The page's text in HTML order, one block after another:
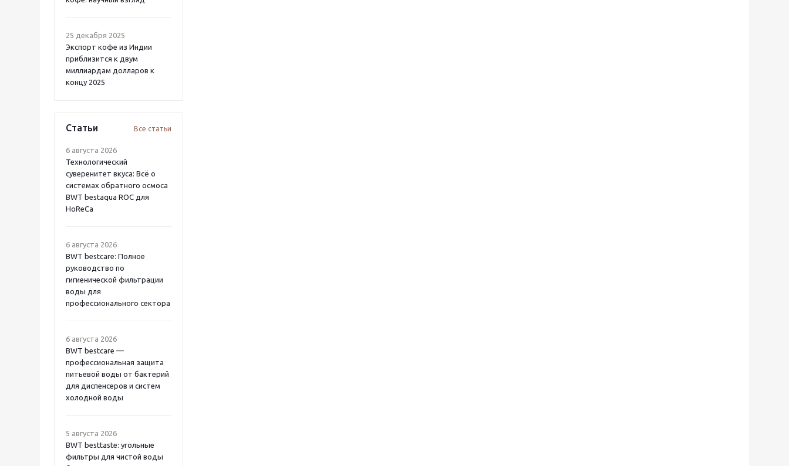
25 декабря 2025
Экспорт кофе из Индии
приблизится к двум
миллиардам долларов к
концу 2025
Статьи Все статьи
6 августа 2026
Технологический
суверенитет вкуса: Всё о
системах обратного осмоса
BWT bestaqua ROC для
HoReCa
6 августа 2026
BWT bestcare: Полное
руководство по
гигиенической фильтрации
воды для
профессионального сектора
6 августа 2026
BWT bestcare —
профессиональная защита
питьевой воды от бактерий
для диспенсеров и систем
холодной воды
5 августа 2026
BWT besttaste: угольные
фильтры для чистой воды